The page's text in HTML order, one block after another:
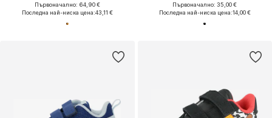
Първоначално: 64,90 €
Последна най-ниска цена:43,11 €
Първоначално: 35,00 €
Последна най-ниска цена:14,00 €